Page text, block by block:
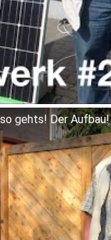
gehts! Der Aufbau!